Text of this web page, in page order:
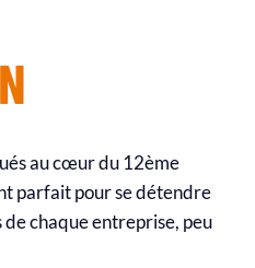
au cœur du 12ème
parfait pour se détendre
de chaque entreprise, peu